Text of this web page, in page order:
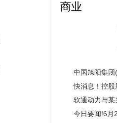
商业
中国旭阳集
能源获国智启
资讯
快消息！控
本2% 云南城
稳定预期信号
软通动力与某
算服务协议
今日要闻!6月